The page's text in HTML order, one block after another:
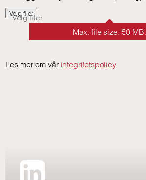
Velg filer
Velg filer
Max. file size: 50 MB.
Les mer om vår integritetspolicy